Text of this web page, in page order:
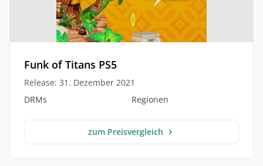
Funk of Titans PS5
Release: 31. Dezember 2021
DRMs
Regionen
zum Preisvergleich